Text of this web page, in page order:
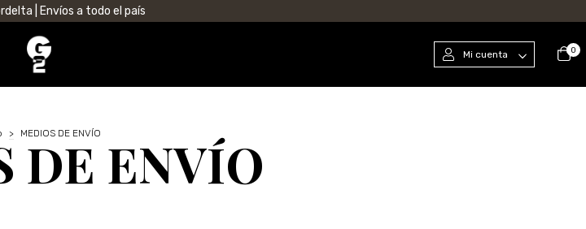
| Envíos a todo el país
Mi cuenta 0
> MEDIOS DE ENVÍO
DE ENVÍO